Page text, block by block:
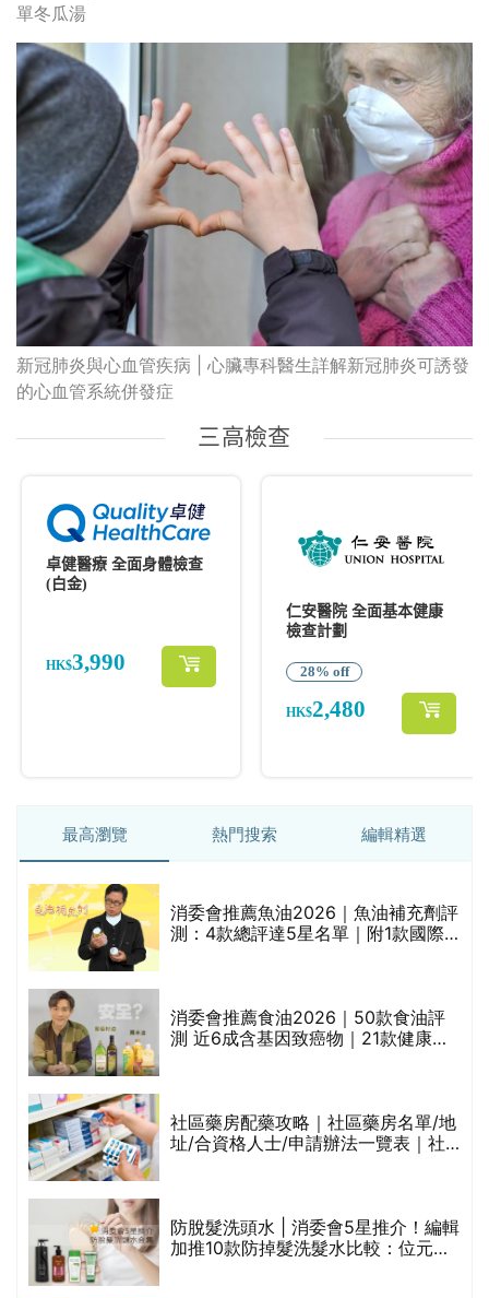
單冬瓜湯
新冠肺炎與心血管疾病 | 心臟專科醫生詳解新冠肺炎可誘發
的心血管系統併發症
最高瀏覽 熱門搜索 編輯精選
消委會推薦魚油2026｜魚油補充劑評
測：4款總評達5星名單｜附1款國際
消委會推薦食油2026｜50款食油評
測 近6成含基因致癌物｜21款健康煮
社區藥房配藥攻略｜社區藥房名單/地
址/合資格人士/申請辦法一覽表｜社
防脫髮洗頭水 | 消委會5星推介！編輯
加推10款防掉髮洗髮水比較：位元